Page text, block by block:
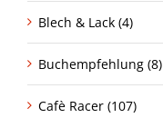
Blech & Lack (4)
Buchempfehlung (8)
Cafè Racer (107)